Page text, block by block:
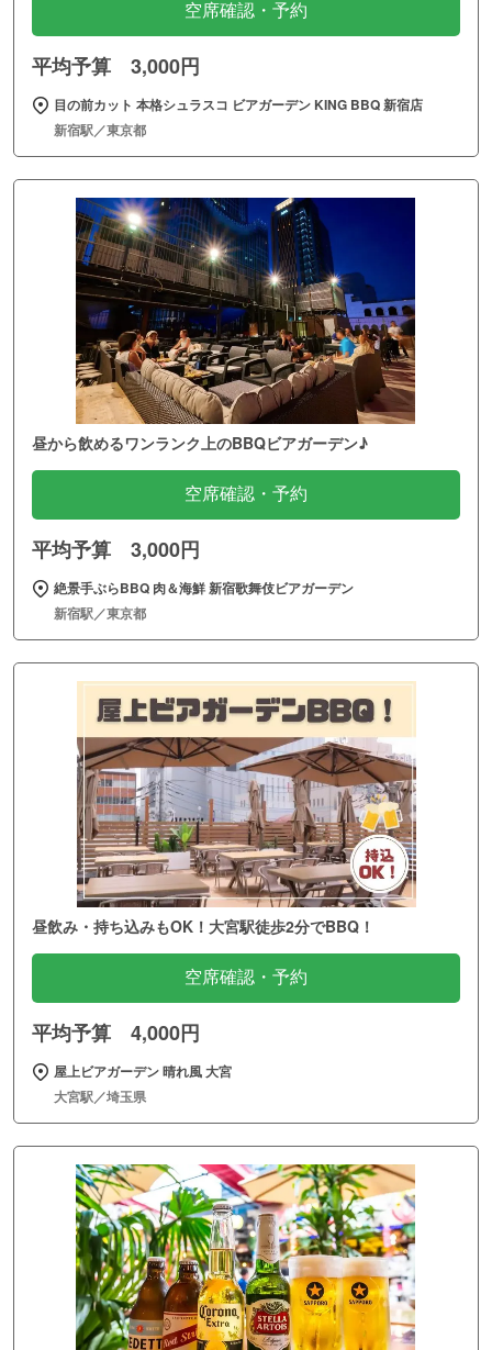
空席確認・予約
平均予算 3,000円
目の前カット 本格シュラスコ ビアガーデン KING BBQ 新宿店
新宿駅／東京都
昼から飲めるワンランク上のBBQビアガーデン♪
空席確認・予約
平均予算 3,000円
絶景手ぶらBBQ 肉＆海鮮 新宿歌舞伎ビアガーデン
新宿駅／東京都
昼飲み・持ち込みもOK！大宮駅徒歩2分でBBQ！
空席確認・予約
平均予算 4,000円
屋上ビアガーデン 晴れ風 大宮
大宮駅／埼玉県